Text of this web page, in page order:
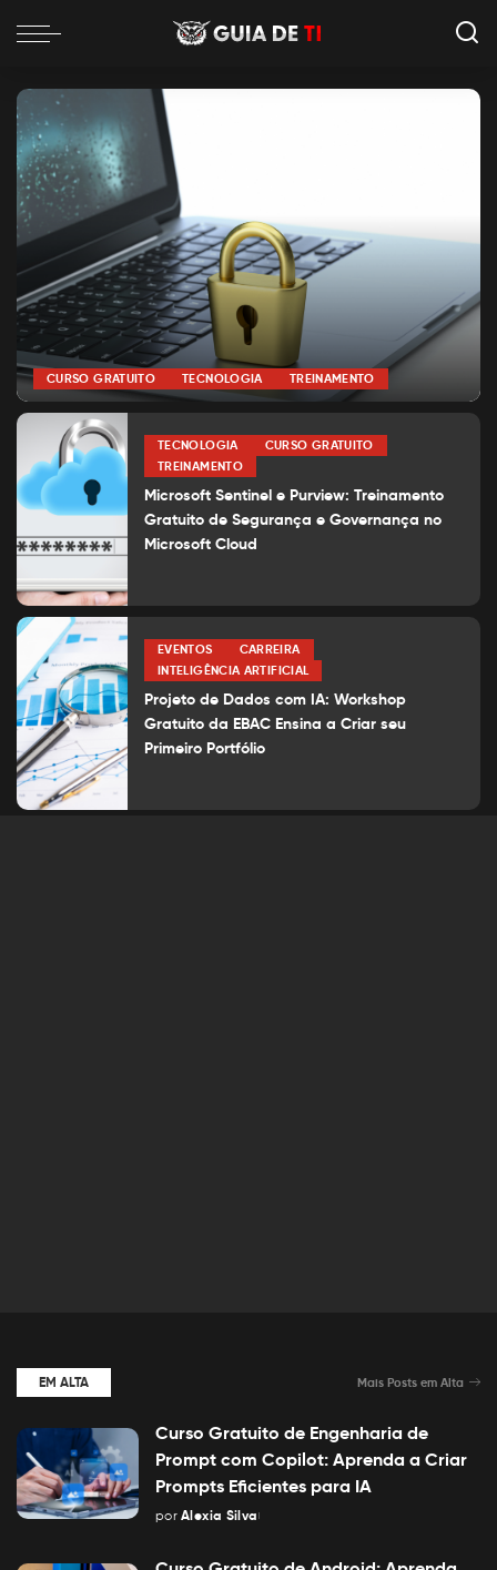
CURSO GRATUITO TECNOLOGIA TREINAMENTO
Posted
por Alexia Silva
TECNOLOGIA
CURSO GRATUITO
TREINAMENTO
Microsoft Sentinel e Purview: Treinamento
Gratuito de Segurança e Governança no
Microsoft Cloud
EVENTOS
CARREIRA
INTELIGÊNCIA ARTIFICIAL
Projeto de Dados com IA: Workshop
Gratuito da EBAC Ensina a Criar seu
Primeiro Portfólio
EM ALTA Mais Posts em Alta
Curso Gratuito de Engenharia de
Prompt com Copilot: Aprenda a Criar
Prompts Eficientes para IA
Posted
por Alexia Silva